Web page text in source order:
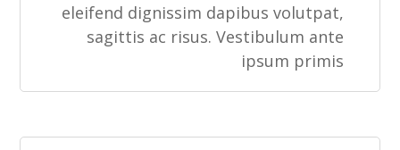
eleifend dignissim dapibus volutpat,
sagittis ac risus. Vestibulum ante
ipsum primis